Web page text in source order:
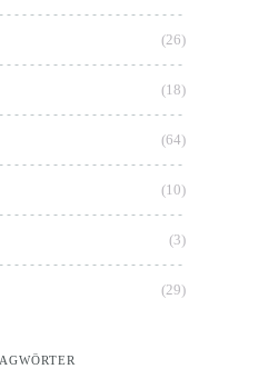
(26)
(18)
(64)
(10)
(3)
(29)